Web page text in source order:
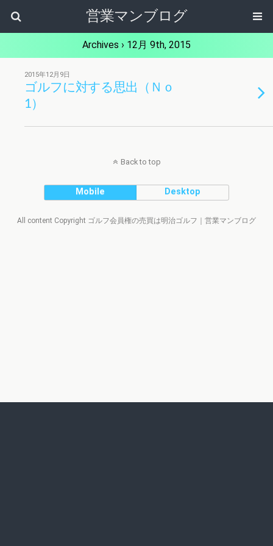
営業マンブログ
Archives › 12月 9th, 2015
2015年12月9日
ゴルフに対する思出（Ｎｏ
1）
Back to top
Mobile Desktop
All content Copyright ゴルフ会員権の売買は明治ゴルフ｜営業マンブログ